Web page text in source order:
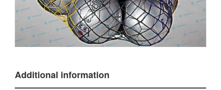
Additional information